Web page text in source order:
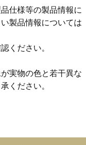
仕様等の製品情報に
製品情報については
ください。
実物の色と若干異な
ください。